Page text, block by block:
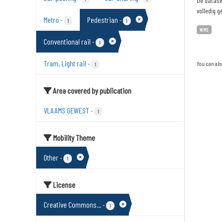
Metro - 1 Pedestrian - 1
Conventional rail - 1
Tram, Light rail - 1
Area covered by publication
VLAAMS GEWEST- 1
Mobility Theme
Other- 1
License
Creative Commons...- 1
volledig
WMS
You can